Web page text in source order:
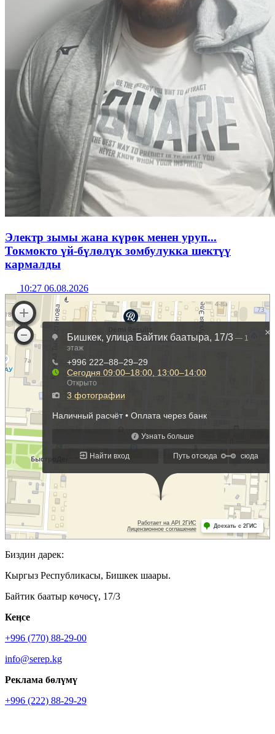
Электр зымы жана күрөк менен уруп...
Токмокто үй-бүлөлүк зомбулукка шектүү
кармалды
10:27 06.08.2026
Биздин дарек:
Кыргыз Республикасы, Бишкек шаары.
Байтик баатыр көчөсү, 17/3
Кеӊсе
+996 (770) 88-29-00
info@serep.kg
Реклама бөлүмү
+996 (222) 88-29-29